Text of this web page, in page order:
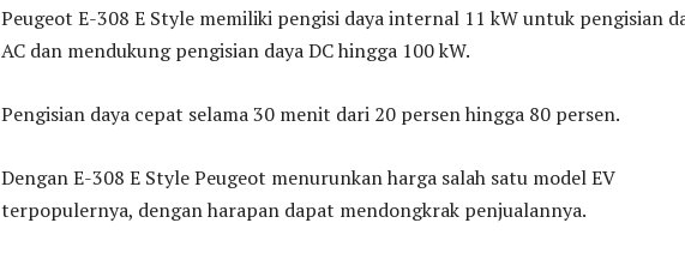
Peugeot E-308 E Style memiliki pengisi daya internal 11 kW untuk pengisian
AC dan mendukung pengisian daya DC hingga 100 kW.
Pengisian daya cepat selama 30 menit dari 20 persen hingga 80 persen.
Dengan E-308 E Style Peugeot menurunkan harga salah satu model EV
terpopulernya, dengan harapan dapat mendongkrak penjualannya.